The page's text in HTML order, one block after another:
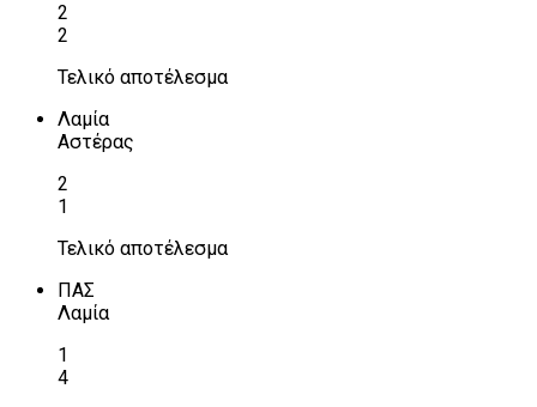
2
2
Τελικό αποτέλεσμα
Λαμία
Αστέρας
2
1
Τελικό αποτέλεσμα
ΠΑΣ
Λαμία
1
4